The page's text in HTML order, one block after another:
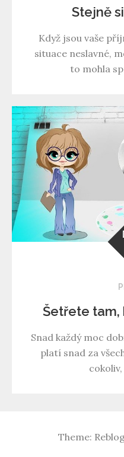
Stejně
Když jsou vaše
situace neslavné,
to mohla
Šetřete tam,
Snad každý moc
platí snad za
Theme: